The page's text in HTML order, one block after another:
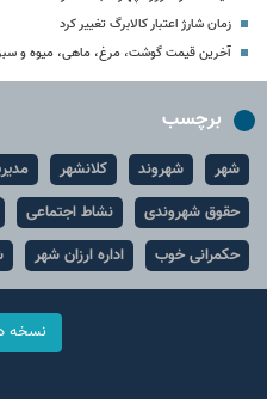
زمان شارژ اعتبار کالابرگ تغییر کرد
آخرین قیمت گوشت، مرغ، ماهی، میوه و سبزی چهارشنبه 14
برچسب
شهر شهروند کلانشهر
حقوق شهروندی
نشاط اجتماعی
حکمرانی خوب
اداره ارزان شهر
نسخه